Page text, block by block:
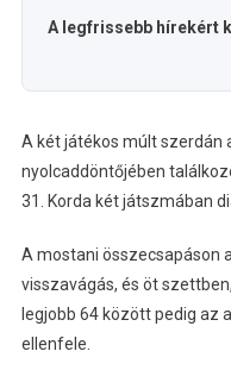
A legfrissebb hírekért
A két játékos múlt szerdán
nyolcaddöntőjében
31. Korda két játszmában
A mostani összecsapáson
visszavágás, és öt
legjobb 64 között pedig az
ellenfele.